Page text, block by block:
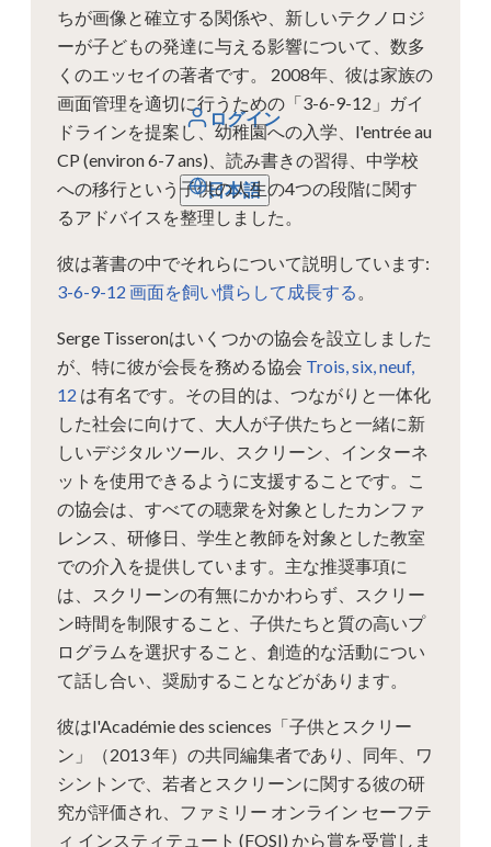
ログイン
日本語
ちが画像と確立する関係や、新しいテクノロジ
ーが子どもの発達に与える影響について、数多
くのエッセイの著者です。 2008年、彼は家族の
画面管理を適切に行うための「3-6-9-12」ガイ
ドラインを提案し、幼稚園への入学、l'entrée au
CP (environ 6-7 ans)、読み書きの習得、中学校
への移行という子供の人生の4つの段階に関す
るアドバイスを整理しました。
彼は著書の中でそれらについて説明しています:
3-6-9-12 画面を飼い慣らして成長する
Serge Tisseronはいくつかの協会を設立しました
が、特に彼が会長を務める協会 Trois, six, neuf,
12 は有名です。その目的は、つながりと一体化
した社会に向けて、大人が子供たちと一緒に新
しいデジタル ツール、スクリーン、インターネ
ットを使用できるように支援することです。こ
の協会は、すべての聴衆を対象としたカンファ
レンス、研修日、学生と教師を対象とした教室
での介入を提供しています。主な推奨事項に
は、スクリーンの有無にかかわらず、スクリー
ン時間を制限すること、子供たちと質の高いプ
ログラムを選択すること、創造的な活動につい
て話し合い、奨励することなどがあります。
彼はl'Académie des sciences「子供とスクリー
ン」（2013 年）の共同編集者であり、同年、ワ
シントンで、若者とスクリーンに関する彼の研
究が評価され、ファミリー オンライン セーフテ
ィ インスティテュート (FOSI) から賞を受賞しま